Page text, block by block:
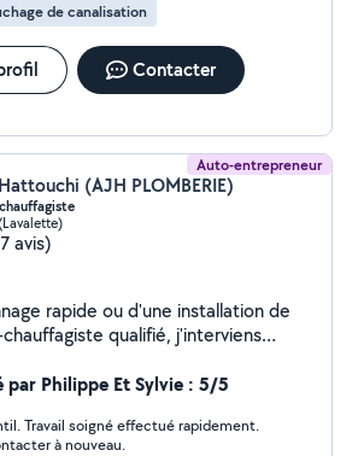
de canalisation
Contacter
Auto-entrepreneur
(AJH PLOMBERIE)
avis)
rapide ou d'une installation de
qualifié, j'interviens
de chauffage) ainsi que sur vos
Travail propre, tarifs transparents
Contactez-moi !
par Philippe Et Sylvie : 5/5
Travail soigné effectué rapidement.
à nouveau.